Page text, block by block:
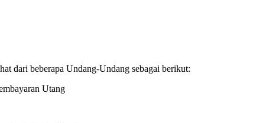
dari beberapa Undang-Undang sebagai berikut:
Utang